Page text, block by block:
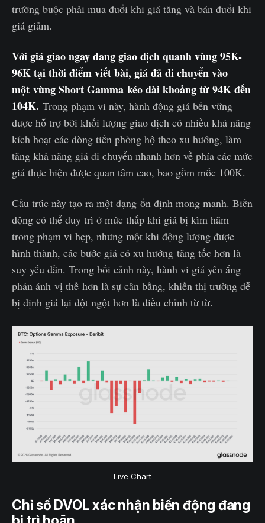
trường buộc phải mua đuổi khi giá tăng và bán đuổi khi
giá giảm.
Với giá giao ngay đang giao dịch quanh vùng 95K-
96K tại thời điểm viết bài, giá đã di chuyển vào
một vùng Short Gamma kéo dài khoảng từ 94K đến
104K. Trong phạm vi này, hành động giá bền vững
được hỗ trợ bởi khối lượng giao dịch có nhiều khả năng
kích hoạt các dòng tiền phòng hộ theo xu hướng, làm
tăng khả năng giá di chuyển nhanh hơn về phía các mức
giá thực hiện được quan tâm cao, bao gồm mốc 100K.
Cấu trúc này tạo ra một dạng ổn định mong manh. Biến
động có thể duy trì ở mức thấp khi giá bị kìm hãm
trong phạm vi hẹp, nhưng một khi động lượng được
hình thành, các bước giá có xu hướng tăng tốc hơn là
suy yếu dần. Trong bối cảnh này, hành vi giá yên ắng
phản ánh vị thế hơn là sự cân bằng, khiến thị trường dễ
bị định giá lại đột ngột hơn là điều chỉnh từ từ.
Live Chart
Chỉ số DVOL xác nhận biến động đang